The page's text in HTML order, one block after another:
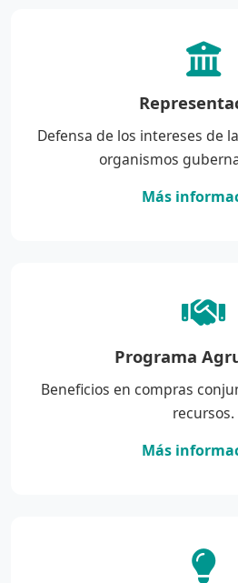
Defensa de los intereses de
organismos
Más
Programa
Beneficios en compras
recursos.
Más